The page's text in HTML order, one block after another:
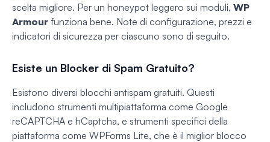
scelta migliore. Per un honeypot leggero sui moduli, WP
Armour funziona bene. Note di configurazione, prezzi e
indicatori di sicurezza per ciascuno sono di seguito.
Esiste un Blocker di Spam Gratuito?
Esistono diversi blocchi antispam gratuiti. Questi
includono strumenti multipiattaforma come Google
reCAPTCHA e hCaptcha, e strumenti specifici della
piattaforma come WPForms Lite, che è il miglior blocco